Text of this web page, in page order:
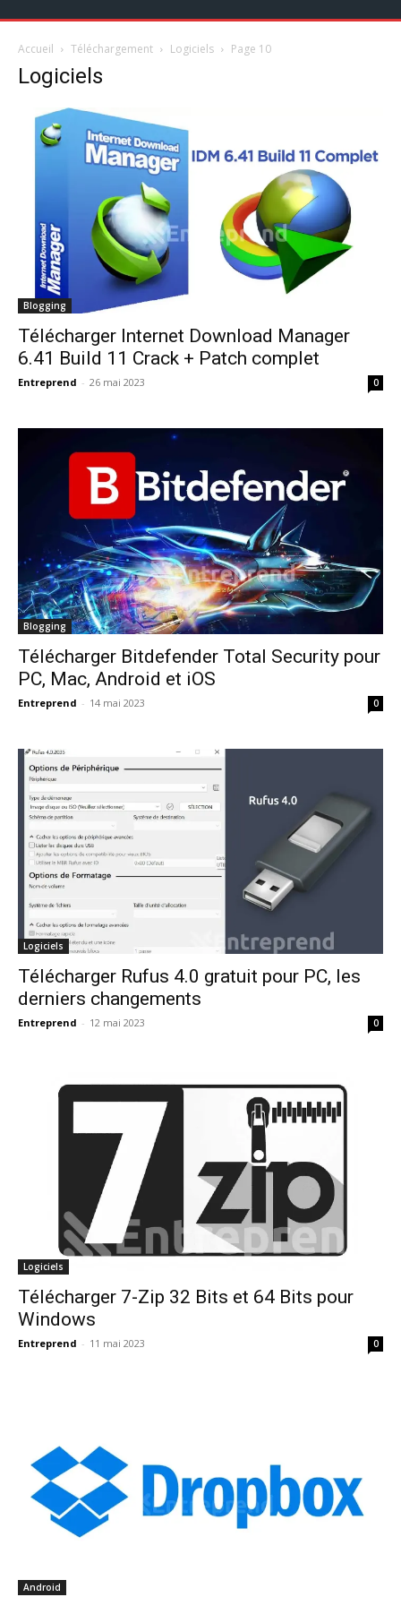
Accueil Téléchargement Logiciels Page 10
Logiciels
Blogging
Télécharger Internet Download Manager
6.41 Build 11 Crack + Patch complet
Entreprend - 26 mai 2023 0
Blogging
Télécharger Bitdefender Total Security pour
PC, Mac, Android et iOS
Entreprend - 14 mai 2023 0
Logiciels
Télécharger Rufus 4.0 gratuit pour PC, les
derniers changements
Entreprend - 12 mai 2023 0
Logiciels
Télécharger 7-Zip 32 Bits et 64 Bits pour
Windows
Entreprend - 11 mai 2023 0
Android